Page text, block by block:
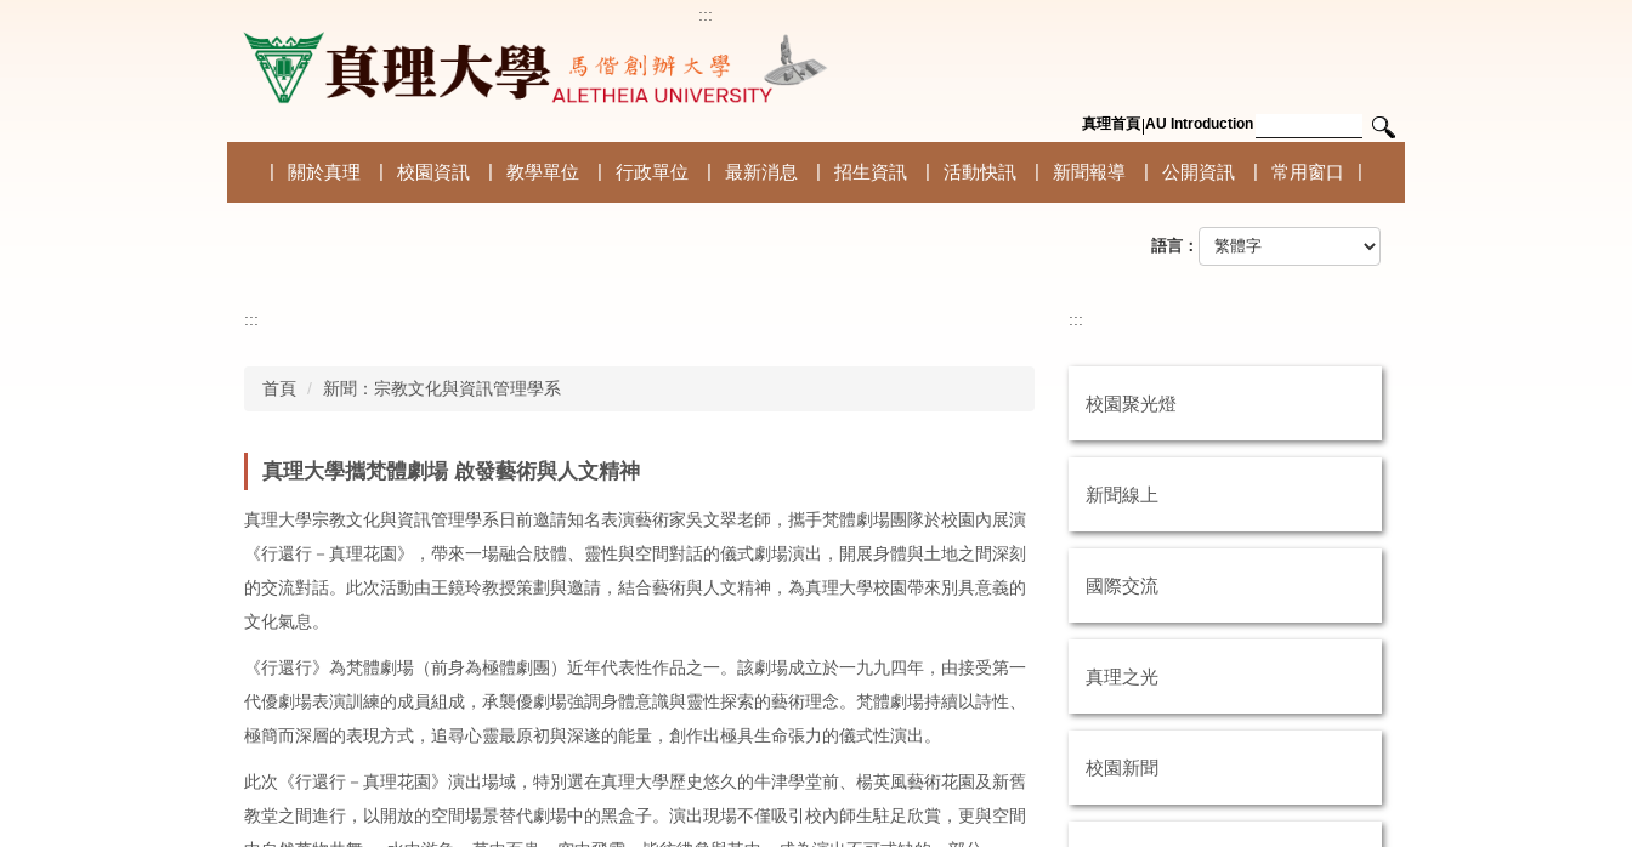
:::
真理首頁 AU Introduction
關於真理 校園資訊 教學單位 行政單位 最新消息 招生資訊 活動快訊 新聞報導 公開資訊 常用窗口
語言：
:::
首頁 新聞：宗教文化與資訊管理學系
真理大學攜梵體劇場 啟發藝術與人文精神
真理大學宗教文化與資訊管理學系日前邀請知名表演藝術家吳文翠老師，攜手梵體劇場團隊於校園內展演
《行還行－真理花園》，帶來一場融合肢體、靈性與空間對話的儀式劇場演出，開展身體與土地之間深刻
的交流對話。此次活動由王鏡玲教授策劃與邀請，結合藝術與人文精神，為真理大學校園帶來別具意義的
文化氣息。
《行還行》為梵體劇場（前身為極體劇團）近年代表性作品之一。該劇場成立於一九九四年，由接受第一
代優劇場表演訓練的成員組成，承襲優劇場強調身體意識與靈性探索的藝術理念。梵體劇場持續以詩性、
極簡而深層的表現方式，追尋心靈最原初與深遂的能量，創作出極具生命張力的儀式性演出。
此次《行還行－真理花園》演出場域，特別選在真理大學歷史悠久的牛津學堂前、楊英風藝術花園及新舊
教堂之間進行，以開放的空間場景替代劇場中的黑盒子。演出現場不僅吸引校內師生駐足欣賞，更與空間
:::
校園聚光燈
新聞線上
國際交流
真理之光
校園新聞